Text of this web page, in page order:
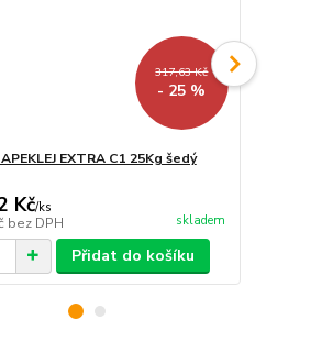
317,63 Kč
- 25 %
EXTRA C1 25Kg šedý
Kč/ks
bez DPH skladem
Přidat do košíku